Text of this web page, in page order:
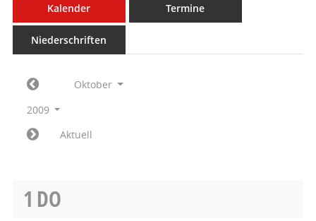
Kalender Termine
Niederschriften
Oktober
2009
Aktuell
1 DO